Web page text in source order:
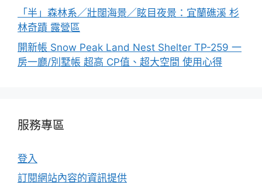
「半」森林系／壯闊海景／眩目夜景：宜蘭礁溪 杉
林奇蹟 露營區
開新帳 Snow Peak Land Nest Shelter TP-259 一
房一廳/別墅帳 超高 CP值、超大空間 使用心得
服務專區
登入
訂閱網站內容的資訊提供